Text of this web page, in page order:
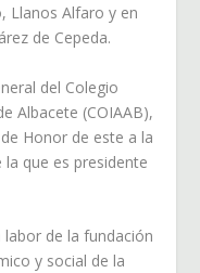
Llanos Alfaro y en
de Cepeda.
del Colegio
Albacete (COIAAB),
Honor de este a la
la que es presidente
de la fundación
y social de la